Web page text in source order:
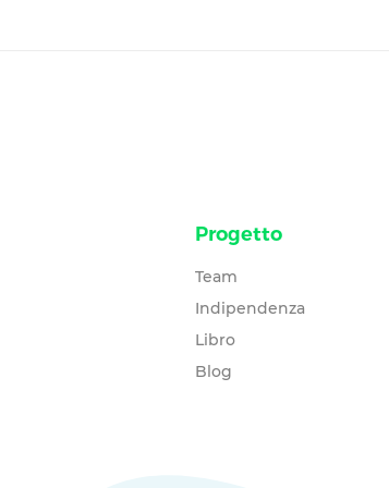
Progetto
Team
Indipendenza
Libro
Blog